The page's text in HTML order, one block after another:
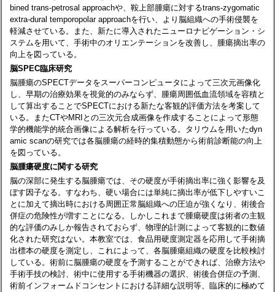
bined trans-petrosal approachや、鞍上部腫瘍に対するtrans-zygomatic
extra-dural temporopolar approachを行い、より脳組織への手術侵襲を
軽減させている。また、新たに導入されたニューロナビゲーション・シ
ステムを用いて、手術中のオリエンテーションを改善し、腫瘍摘出率の
向上を図っている。
脳SPEC臨床研究
脳腫瘍のSPECTデータをスーパーコンピュータによって三次元画像化
し、早期の治療効果を視覚的のみならず、腫瘍周囲低血流領域を容積と
して算出することでSPECTにおける新たな客観的評価方法を考案して
いる。またCTやMRIとの三次元合成画像を作成することによって形態
学的機能学的統合画像による解析を行っている。タリウムを用いたdyn
amic scanの研究では各脳腫瘍の経時的集積動態から術前診断能の向上
を図っている。
脳腫瘍硬度に関する研究
脳の深部に発生する脳腫瘍では、その硬度が手術摘出率に強く影響を及
ぼす因子なる。すなわち、硬い場合には単純に摘出率が低下しやすいこ
とに加えて摘出時における周囲正常脳組織への圧迫が強くなり、術後合
併症の危険性が増すことになる。しかしこれまで腫瘍硬度は術者の主観
的な評価のみしか報告されておらず、物理的計測によって客観的に数値
化された研究はない。本教室では、食品用硬度測定器を応用して手術摘
出標本の硬度を測定し、これによって、各脳腫瘍組織の硬度を比較検討
している。術前に脳腫瘍の硬度を予測することができれば、治療方法や
手術手技の検討、術中に使用する手術機器の選択、術後合併症の予測、
術前インフォームドコンセントにおける詳細な説明等、臨床的に極めて